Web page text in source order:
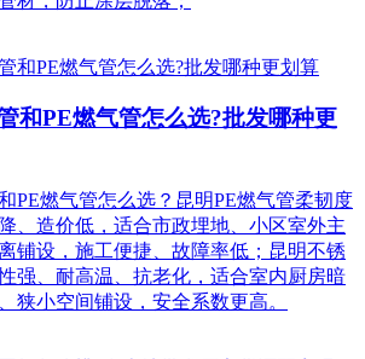
和PE燃气管怎么选?批发哪种更
PE燃气管怎么选？昆明PE燃气管柔韧度
、造价低，适合市政埋地、小区室外主
铺设，施工便捷、故障率低；昆明不锈
强、耐高温、抗老化，适合室内厨房暗
狭小空间铺设，安全系数更高。